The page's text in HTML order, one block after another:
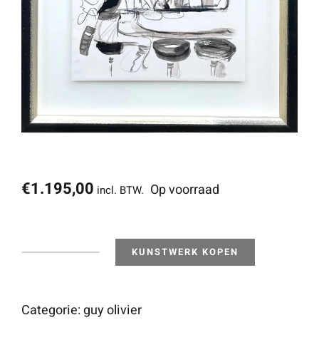
€1.195,00 incl. BTW. Op voorraad
Paris
KUNSTWERK KOPEN
Categorie:guy olivier